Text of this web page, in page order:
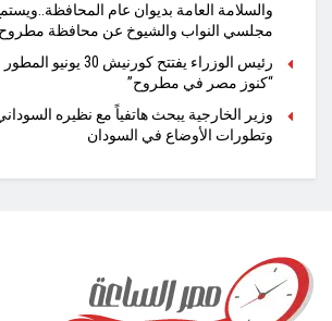
والسلامة العامة بديوان عام
مجلسي النواب والشيوخ عن محافظة مطروح
رئيس الوزراء يفتتح
“كنوز مصر في مطروح”
وزير الخارجية يبحث هاتفياً مع نظيره السوداني
وتطورات الأوضاع في السودان